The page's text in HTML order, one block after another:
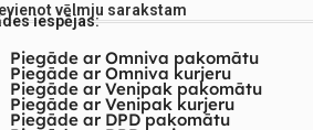
vēlmju sarakstam
iespējas:
Piegāde ar Omniva pakomātu
Piegāde ar Omniva kurjeru
Piegāde ar Venipak pakomātu
Piegāde ar Venipak kurjeru
Piegāde ar DPD pakomātu